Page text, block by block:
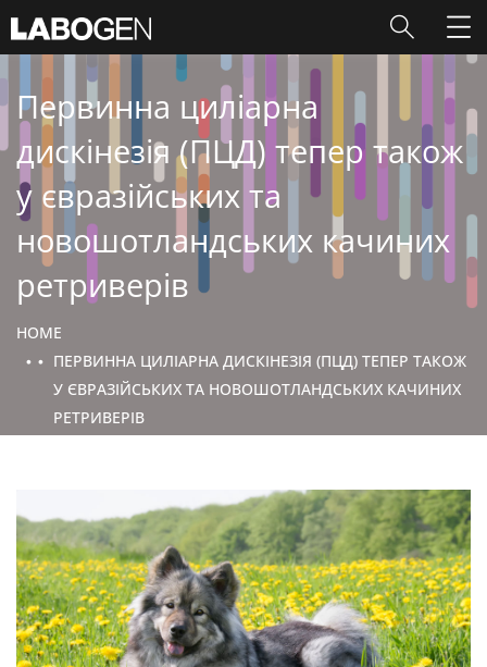
Первинна циліарна
дискінезія (ПЦД) тепер також
у євразійських та
новошотландських качиних
ретриверів
HOME
ПЕРВИННА ЦИЛІАРНА ДИСКІНЕЗІЯ (ПЦД) ТЕПЕР ТАКОЖ
У ЄВРАЗІЙСЬКИХ ТА НОВОШОТЛАНДСЬКИХ КАЧИНИХ
РЕТРИВЕРІВ